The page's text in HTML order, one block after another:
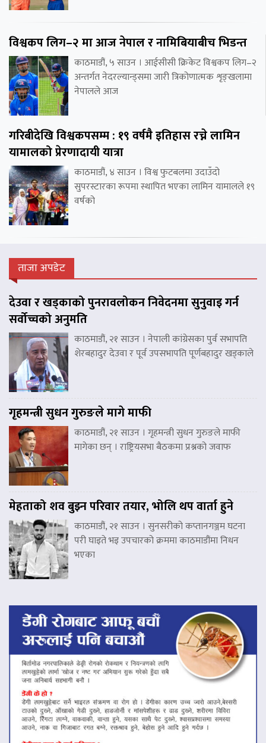
विश्वकप लिग–२ मा आज नेपाल र नामिबियाबीच भिडन्त
काठमाडौं, ५ साउन । आईसीसी क्रिकेट विश्वकप लिग–२
अन्तर्गत नेदरल्यान्ड्समा जारी त्रिकोणात्मक शृङ्खलामा
नेपालले आज
गरिबीदेखि विश्वकपसम्म : १९ वर्षमै इतिहास रच्ने लामिन
यामालको प्रेरणादायी यात्रा
काठमाडौं, ४ साउन । विश्व फुटबलमा उदाउँदो
सुपरस्टारका रूपमा स्थापित भएका लामिन यामालले १९
वर्षको
ताजा अपडेट
देउवा र खड्काको पुनरावलोकन निवेदनमा सुनुवाइ गर्न
सर्वोच्चको अनुमति
काठमाडौं, २१ साउन । नेपाली कांग्रेसका पुर्व सभापति
शेरबहादुर देउवा र पूर्व उपसभापति पूर्णबहादुर खड्काले
गृहमन्त्री सुधन गुरुङले मागे माफी
काठमाडौं, २१ साउन । गृहमन्त्री सुधन गुरुङले माफी
मागेका छन् । राष्ट्रियसभा बैठकमा प्रश्नको जवाफ
मेहताको शव बुझ्न परिवार तयार, भोलि थप वार्ता हुने
काठमाडौं, २१ साउन । सुनसरीको कप्तानगञ्जम घटना
परी घाइते भइ उपचारको क्रममा काठमाडौंमा निधन
भएका